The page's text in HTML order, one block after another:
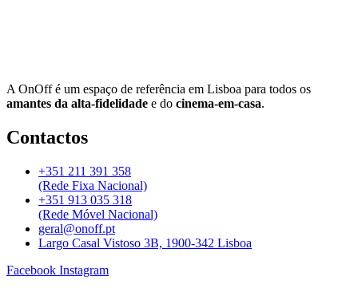
A OnOff é um espaço de referência em Lisboa para todos os
amantes da alta-fidelidade e do cinema-em-casa.
Contactos
+351 211 391 358
(Rede Fixa Nacional)
+351 913 035 318
(Rede Móvel Nacional)
geral@onoff.pt
Largo Casal Vistoso 3B, 1900-342 Lisboa
Facebook Instagram